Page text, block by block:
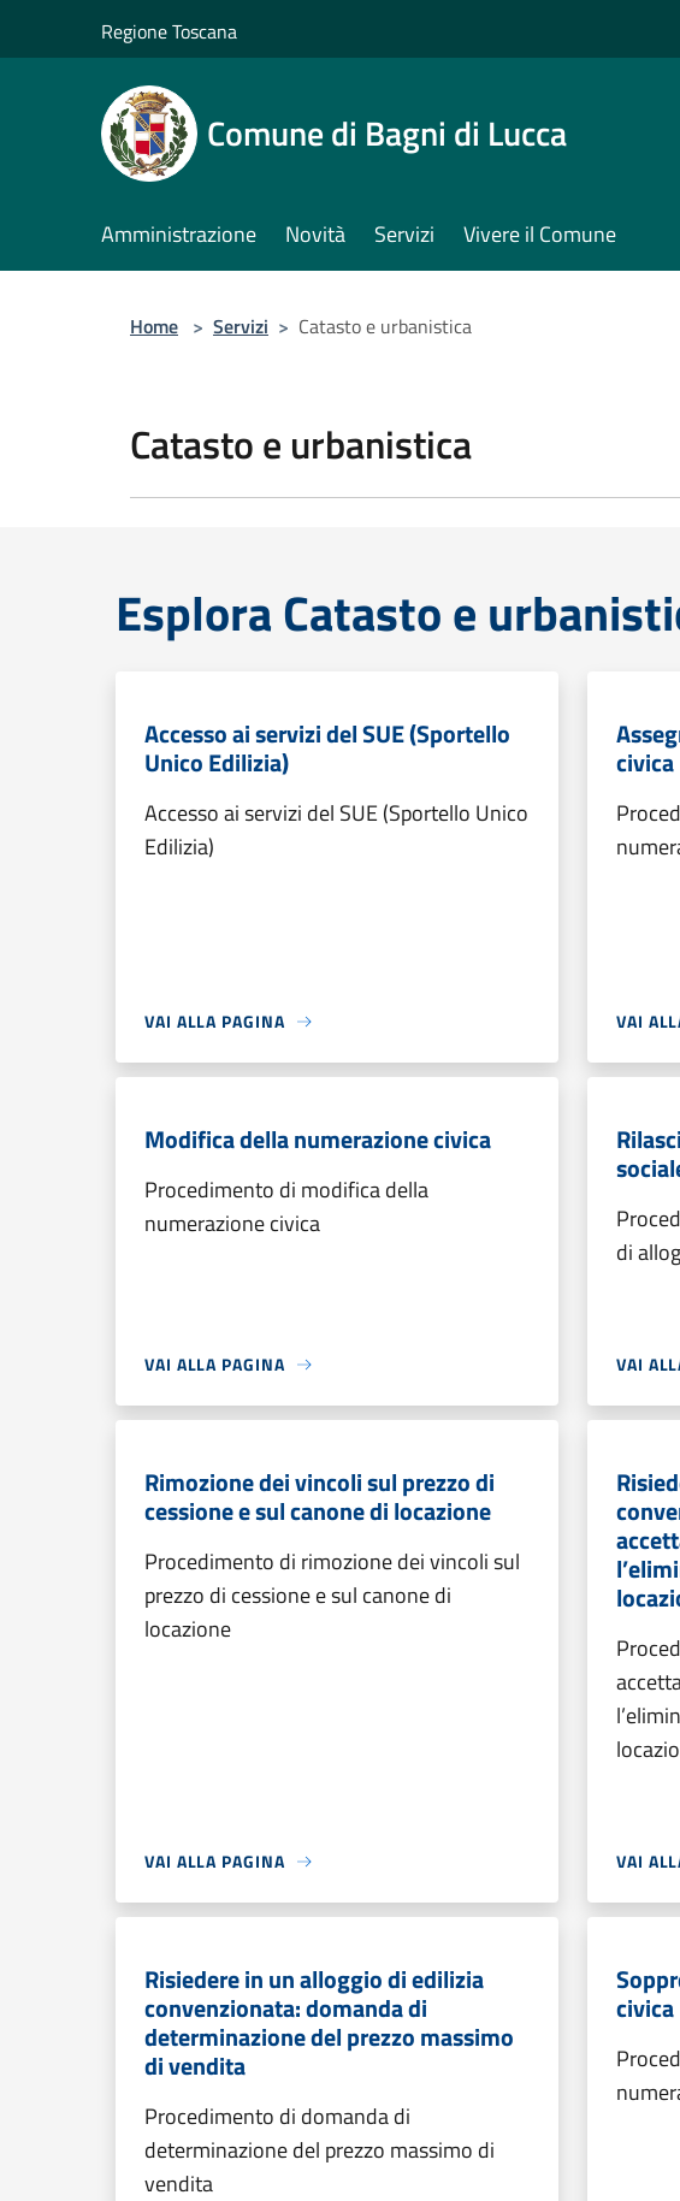
Regione Toscana
Comune di Bagni di Lucca
Amministrazione Novità Servizi Vivere il Comune
Home > Servizi > Catasto e urbanistica
Catasto e urbanistica
Esplora Catasto e
Accesso ai servizi del SUE (Sportello
Unico Edilizia)
Accesso ai servizi del SUE (Sportello Unico
Edilizia)
VAI ALLA PAGINA
civica
VAI
Modifica della numerazione civica
Procedimento di modifica della
numerazione civica
VAI ALLA PAGINA
di
VAI
Rimozione dei vincoli sul prezzo di
cessione e sul canone di locazione
Procedimento di rimozione dei vincoli sul
prezzo di cessione e sul canone di
locazione
VAI ALLA PAGINA VAI
Risiedere in un alloggio di edilizia
convenzionata: domanda di
determinazione del prezzo massimo
di vendita
Procedimento di domanda di
determinazione del prezzo massimo di
vendita
civica